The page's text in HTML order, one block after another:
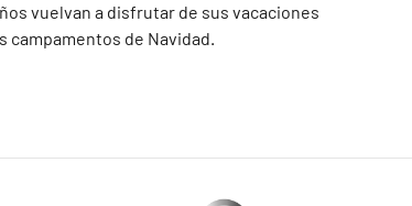
vuelvan a disfrutar de sus vacaciones
campamentos de Navidad.